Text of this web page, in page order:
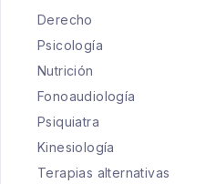
Derecho
Psicología
Nutrición
Fonoaudiología
Psiquiatra
Kinesiología
Terapias alternativas